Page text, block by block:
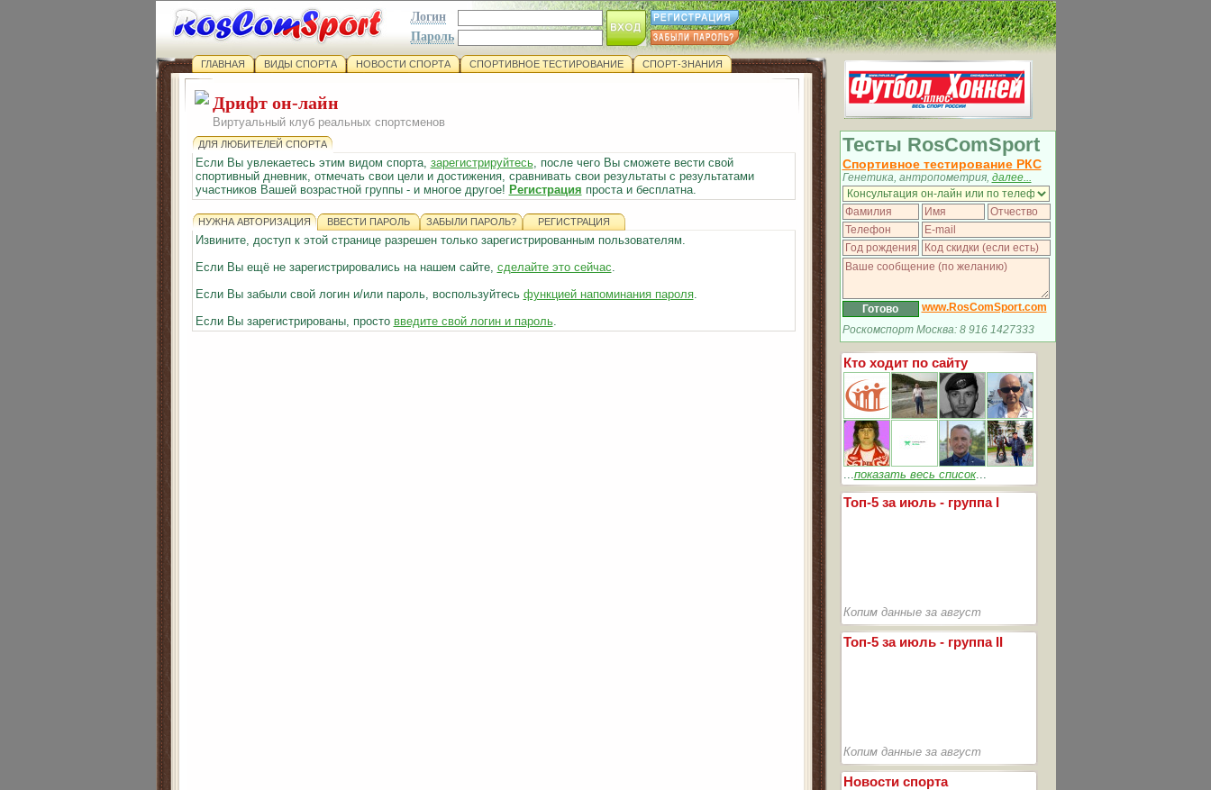
Логин
Пароль
ГЛАВНАЯ ВИДЫ СПОРТА НОВОСТИ СПОРТА СПОРТИВНОЕ ТЕСТИРОВАНИЕ СПОРТ-ЗНАНИЯ
Дрифт он-лайн
Виртуальный клуб реальных спортсменов
ДЛЯ ЛЮБИТЕЛЕЙ СПОРТА
Если Вы увлекаетесь этим видом спорта, зарегистрируйтесь, после чего Вы сможете вести свой
спортивный дневник, отмечать свои цели и достижения, сравнивать свои результаты с результатами
участников Вашей возрастной группы - и многое другое! Регистрация проста и бесплатна.
НУЖНА АВТОРИЗАЦИЯ ВВЕСТИ ПАРОЛЬ ЗАБЫЛИ ПАРОЛЬ? РЕГИСТРАЦИЯ
Извините, доступ к этой странице разрешен только зарегистрированным пользователям.
Если Вы ещё не зарегистрировались на нашем сайте, сделайте это сейчас.
Если Вы забыли свой логин и/или пароль, воспользуйтесь функцией напоминания пароля.
Если Вы зарегистрированы, просто введите свой логин и пароль.
Тесты RosComSport
Спортивное тестирование РКС
Генетика, антропометрия, далее...
www.RosComSport.com
Роскомспорт Москва: 8 916 1427333
Кто ходит по сайту
...показать весь список...
Топ-5 за июль - группа I
Копим данные за август
Топ-5 за июль - группа II
Копим данные за август
Новости спорта